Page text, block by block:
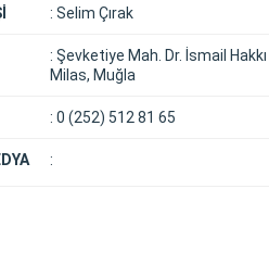
: Selim Çırak
: Şevketiye Mah. Dr. İsmail
Milas, Muğla
: 0 (252) 512 81 65
: